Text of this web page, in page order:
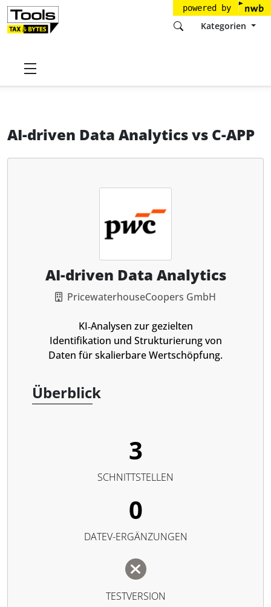
powered by
Kategorien
Startseite
AI-driven Data Analyticsvs C-APP
AI-driven Data Analytics
PricewaterhouseCoopers GmbH
KI‑Analysen zur gezielten
Identifikation und Strukturierung von
Daten für skalierbare Wertschöpfung.
Überblick
3
SCHNITTSTELLEN
0
DATEV-ERGÄNZUNGEN
TESTVERSION